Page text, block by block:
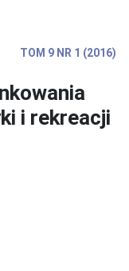
TOM 9 NR 1 (2016)
i rekreacji